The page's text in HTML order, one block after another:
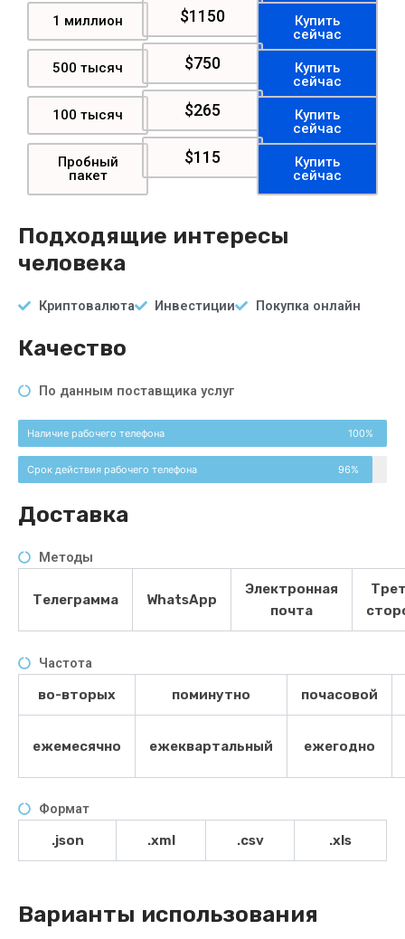
1 миллион $1150
Купить
сейчас
500 тысяч $750
Купить
сейчас
100 тысяч $265
Купить
сейчас
Пробный
пакет
$115
Купить
сейчас
Подходящие интересы
человека
Криптовалюта Инвестиции Покупка онлайн
Качество
По данным поставщика услуг
Наличие рабочего телефона 100%
Срок действия рабочего телефона 96%
Доставка
Методы
Телеграмма WhatsApp
Электронная
почта
Частота
во-вторых
поминутно почасовой
ежемесячно ежеквартальный ежегодно
Формат
.json
.xml .csv .xls
Варианты использования